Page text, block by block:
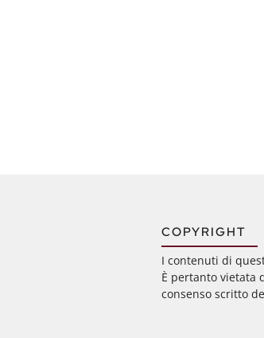
COPYRIGHT
I contenuti di
È pertanto vietata
consenso scritto